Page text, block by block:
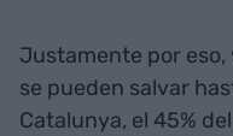
Justamente por eso,
se pueden salvar
Catalunya, el 45%